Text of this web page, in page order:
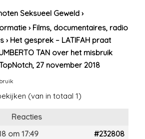
Seksueel Geweld ›
› Films, documentaires, radio
› Het gesprek – LATIFAH praat
TAN over het misbruik
27 november 2018
(van in totaal 1)
Reacties
om 17:49
#232808